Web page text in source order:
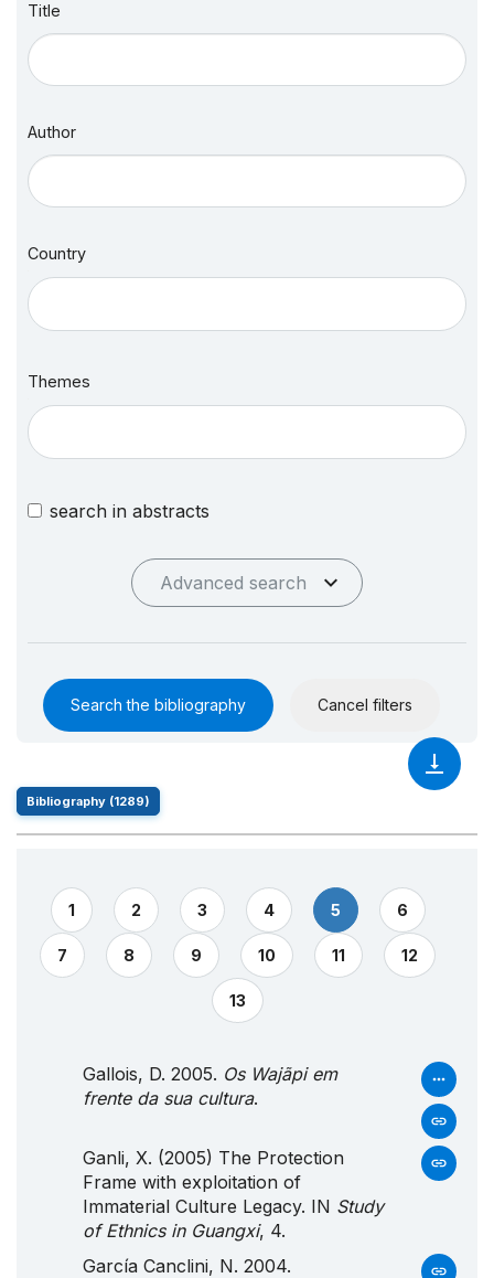
Title
Author
Country
Themes
search in abstracts
Advanced search
Search the bibliography Cancel filters
Bibliography (1289)
1 2 3 4 5 6
7 8 9 10 11 12
13
Gallois, D. 2005. Os Wajãpi em
frente da sua cultura.
Ganli, X. (2005) The Protection
Frame with exploitation of
Immaterial Culture Legacy. IN Study
of Ethnics in Guangxi, 4.
García Canclini, N. 2004.